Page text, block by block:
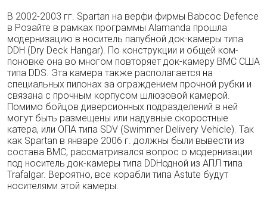
В 2002-2003 гг. Spartan на верфи фирмы Babcoc Defence
в Розайте в рамках програм­мы Alamanda прошла
модернизацию в носи­тель палубной док-камеры типа
DDH (Dry Deck Hangar). По конструкции и общей ком­
поновке она во многом повторяет док-камеру ВМС США
типа DDS. Эта камера также рас­полагается на
специальных пилонах за ог­раждением прочной рубки и
связана с проч­ным корпусом шлюзовой камерой.
Помимо бойцов диверсионных подразделений в ней
могут быть размещены или надувные скорост­ные
катера, или ОПА типа SDV (Swimmer Delivery Vehicle). Так
как Spartan в январе 2006 г. должны были вывести из
состава ВМС, рассматривался вопрос о модернизации
под носитель док-камеры типа DDHодной из АПЛ типа
Trafalgar. Вероятно, все корабли типа Astute будут
носителями этой камеры.